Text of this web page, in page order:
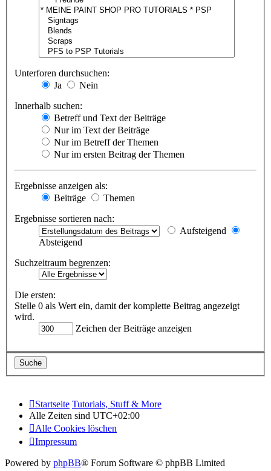
Unterforen durchsuchen:
Ja
Nein
Innerhalb suchen:
Betreff und Text der Beiträge
Nur im Text der Beiträge
Nur im Betreff der Themen
Nur im ersten Beitrag der Themen
Ergebnisse anzeigen als:
Beiträge
Themen
Ergebnisse sortieren nach:
Aufsteigend
Absteigend
Suchzeitraum begrenzen:
Die ersten:
Stelle 0 als Wert ein, damit der komplette Beitrag angezeigt
wird.
Zeichen der Beiträge anzeigen
Startseite Tutorials, Stuff & More
Alle Zeiten sind UTC+02:00
Alle Cookies löschen
Impressum
Powered by phpBB® Forum Software © phpBB Limited